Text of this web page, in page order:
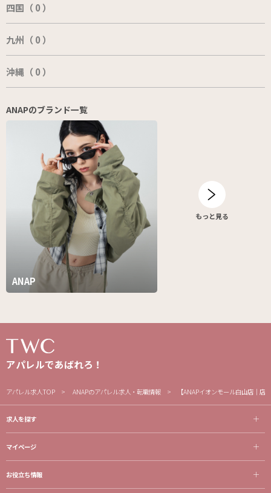
四国（ 0 ）
九州（ 0 ）
沖縄（ 0 ）
ANAPのブランド一覧
ANAP
もっと見る
アパレルであばれろ！
アパレル求人TOP ANAPのアパレル求人・転職情報 【ANAPイオンモール白山店｜
求人を探す
マイページ
お役立ち情報